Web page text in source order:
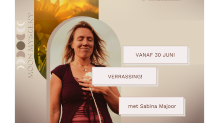
Contact
Zoeken
naar: